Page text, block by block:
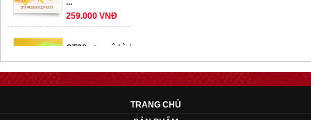
OT36 oto mô hình
75.000 VNĐ
OT5 ôtô mô hình
TRANG CHỦ